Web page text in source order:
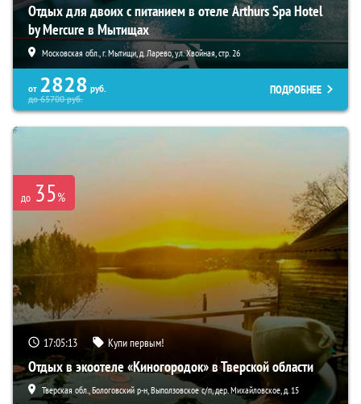
Отдых для двоих с питанием в отеле Arthurs Spa Hotel
by Mercure в Мытищах
Московская обл., г. Мытищи, д. Ларево, ул. Хвойная, стр. 26
от 2828 руб.
до65700руб.
ПОДРОБНЕЕ
до 35%
17:05:11 Купи первым!
Отдых в экоотеле «Киногородок» в Тверской области
Тверская обл., Бологовский р-н, Выползовское с/п, дер. Михайловское, д. 15